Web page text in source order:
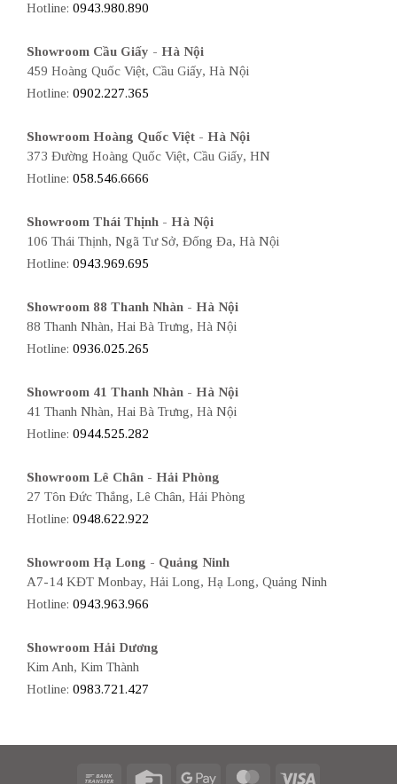
Hotline: 0943.980.890
Showroom Cầu Giấy - Hà Nội
459 Hoàng Quốc Việt, Cầu Giấy, Hà Nội
Hotline: 0902.227.365
Showroom Hoàng Quốc Việt - Hà Nội
373 Đường Hoàng Quốc Việt, Cầu Giấy, HN
Hotline: 058.546.6666
Showroom Thái Thịnh - Hà Nội
106 Thái Thịnh, Ngã Tư Sở, Đống Đa, Hà Nội
Hotline: 0943.969.695
Showroom 88 Thanh Nhàn - Hà Nội
88 Thanh Nhàn, Hai Bà Trưng, Hà Nội
Hotline: 0936.025.265
Showroom 41 Thanh Nhàn - Hà Nội
41 Thanh Nhàn, Hai Bà Trưng, Hà Nội
Hotline: 0944.525.282
Showroom Lê Chân - Hải Phòng
27 Tôn Đức Thắng, Lê Chân, Hải Phòng
Hotline: 0948.622.922
Showroom Hạ Long - Quảng Ninh
A7-14 KĐT Monbay, Hải Long, Hạ Long, Quảng Ninh
Hotline: 0943.963.966
Showroom Hải Dương
Kim Anh, Kim Thành
Hotline: 0983.721.427